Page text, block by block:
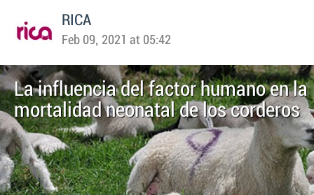
RICA
Feb 09, 2021 at 05:42
La influencia del factor humano en la
mortalidad neonatal de los corderos